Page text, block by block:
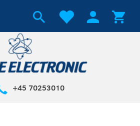
+45 70253010